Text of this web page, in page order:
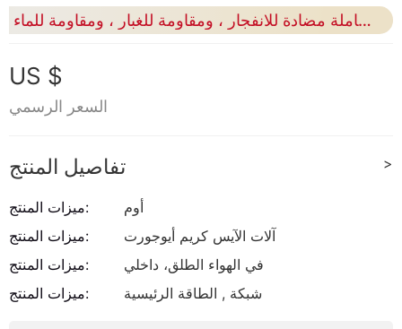
آلة بيع مضيئة كاملة مضادة للانفجار ، ومقاومة للغبار ، ومقاومة للماء.
US $
السعر الرسمي
تفاصيل المنتج >
ميزات المنتج:
أوم
ميزات المنتج:
آلات الآيس كريم أيوجورت
ميزات المنتج:
في الهواء الطلق، داخلي
ميزات المنتج:
شبكة , الطاقة الرئيسية